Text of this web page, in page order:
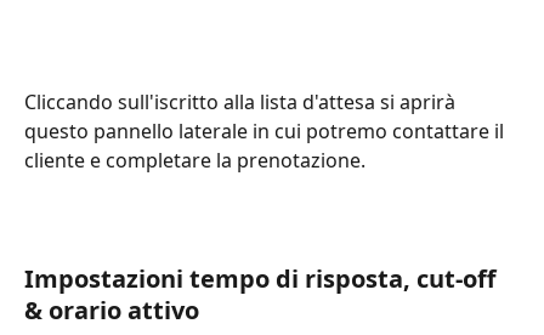
Cliccando sull'iscritto alla lista d'attesa si aprirà
questo pannello laterale in cui potremo contattare il
cliente e completare la prenotazione.
Impostazioni tempo di risposta, cut-off
& orario attivo